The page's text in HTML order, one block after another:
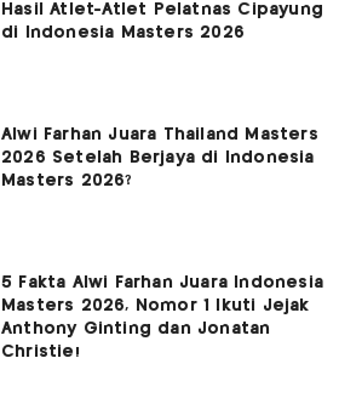
Hasil Atlet-Atlet Pelatnas Cipayung
di Indonesia Masters 2026
Alwi Farhan Juara Thailand Masters
2026 Setelah Berjaya di Indonesia
Masters 2026?
5 Fakta Alwi Farhan Juara Indonesia
Masters 2026, Nomor 1 Ikuti Jejak
Anthony Ginting dan Jonatan
Christie!